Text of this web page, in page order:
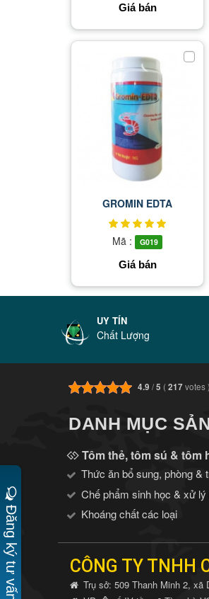
Giá bán
GROMIN EDTA
Mã : G019
Giá bán
Đăng ký tư vấn
UY TÍN
Chất Lượng
4.9 / 5 ( 217 votes)
DANH MỤC
Tôm thẻ, tôm sú & tôm
Thức ăn bổ sung, phòng &
Chế phẩm sinh học & xử
Khoáng chất các loại
CÔNG TY TNHH
Trụ sở: 509 Thanh Minh 2, xã